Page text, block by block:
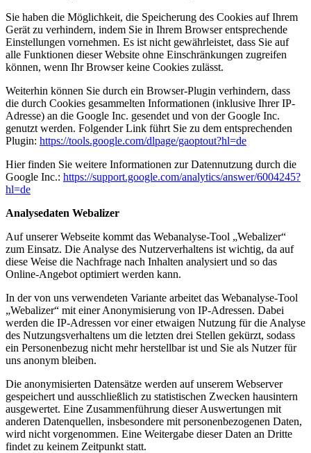
Sie haben die Möglichkeit, die Speicherung des Cookies auf Ihrem
Gerät zu verhindern, indem Sie in Ihrem Browser entsprechende
Einstellungen vornehmen. Es ist nicht gewährleistet, dass Sie auf
alle Funktionen dieser Website ohne Einschränkungen zugreifen
können, wenn Ihr Browser keine Cookies zulässt.
Weiterhin können Sie durch ein Browser-Plugin verhindern, dass
die durch Cookies gesammelten Informationen (inklusive Ihrer IP-
Adresse) an die Google Inc. gesendet und von der Google Inc.
genutzt werden. Folgender Link führt Sie zu dem entsprechenden
Plugin: https://tools.google.com/dlpage/gaoptout?hl=de
Hier finden Sie weitere Informationen zur Datennutzung durch die
Google Inc.: https://support.google.com/analytics/answer/6004245?
hl=de
Analysedaten Webalizer
Auf unserer Webseite kommt das Webanalyse-Tool „Webalizer“
zum Einsatz. Die Analyse des Nutzerverhaltens ist wichtig, da auf
diese Weise die Nachfrage nach Inhalten analysiert und so das
Online-Angebot optimiert werden kann.
In der von uns verwendeten Variante arbeitet das Webanalyse-Tool
„Webalizer“ mit einer Anonymisierung von IP-Adressen. Dabei
werden die IP-Adressen vor einer etwaigen Nutzung für die Analyse
des Nutzungsverhaltens um die letzten drei Stellen gekürzt, sodass
ein Personenbezug nicht mehr herstellbar ist und Sie als Nutzer für
uns anonym bleiben.
Die anonymisierten Datensätze werden auf unserem Webserver
gespeichert und ausschließlich zu statistischen Zwecken hausintern
ausgewertet. Eine Zusammenführung dieser Auswertungen mit
anderen Datenquellen, insbesondere mit personenbezogenen Daten,
wird nicht vorgenommen. Eine Weitergabe dieser Daten an Dritte
findet zu keinem Zeitpunkt statt.